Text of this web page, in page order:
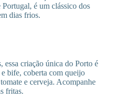
é um clássico dos
dias frios.
essa criação única do Porto é
bife, coberta com queijo
e cerveja. Acompanhe
fritas.